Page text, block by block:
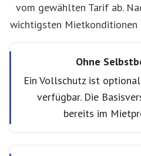
vom gewählten Tarif ab.
wichtigsten Mietkonditionen
Ohne
Ein Vollschutz ist
verfügbar. Die
bereits im